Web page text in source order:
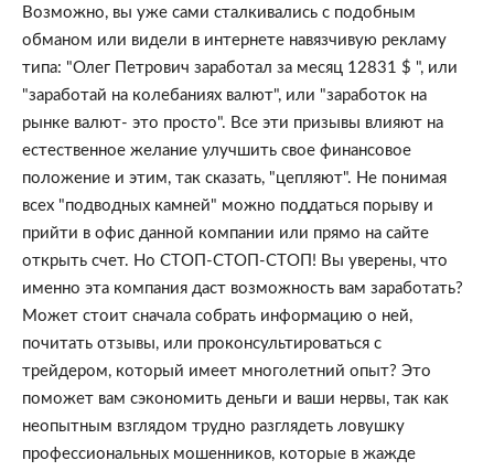
Возможно, вы уже сами сталкивались с подобным
обманом или видели в интернете навязчивую рекламу
типа: "Олег Петрович заработал за месяц 12831 $ ", или
"заработай на колебаниях валют", или "заработок на
рынке валют- это просто". Все эти призывы влияют на
естественное желание улучшить свое финансовое
положение и этим, так сказать, "цепляют". Не понимая
всех "подводных камней" можно поддаться порыву и
прийти в офис данной компании или прямо на сайте
открыть счет. Но СТОП-СТОП-СТОП! Вы уверены, что
именно эта компания даст возможность вам заработать?
Может стоит сначала собрать информацию о ней,
почитать отзывы, или проконсультироваться с
трейдером, который имеет многолетний опыт? Это
поможет вам сэкономить деньги и ваши нервы, так как
неопытным взглядом трудно разглядеть ловушку
профессиональных мошенников, которые в жажде